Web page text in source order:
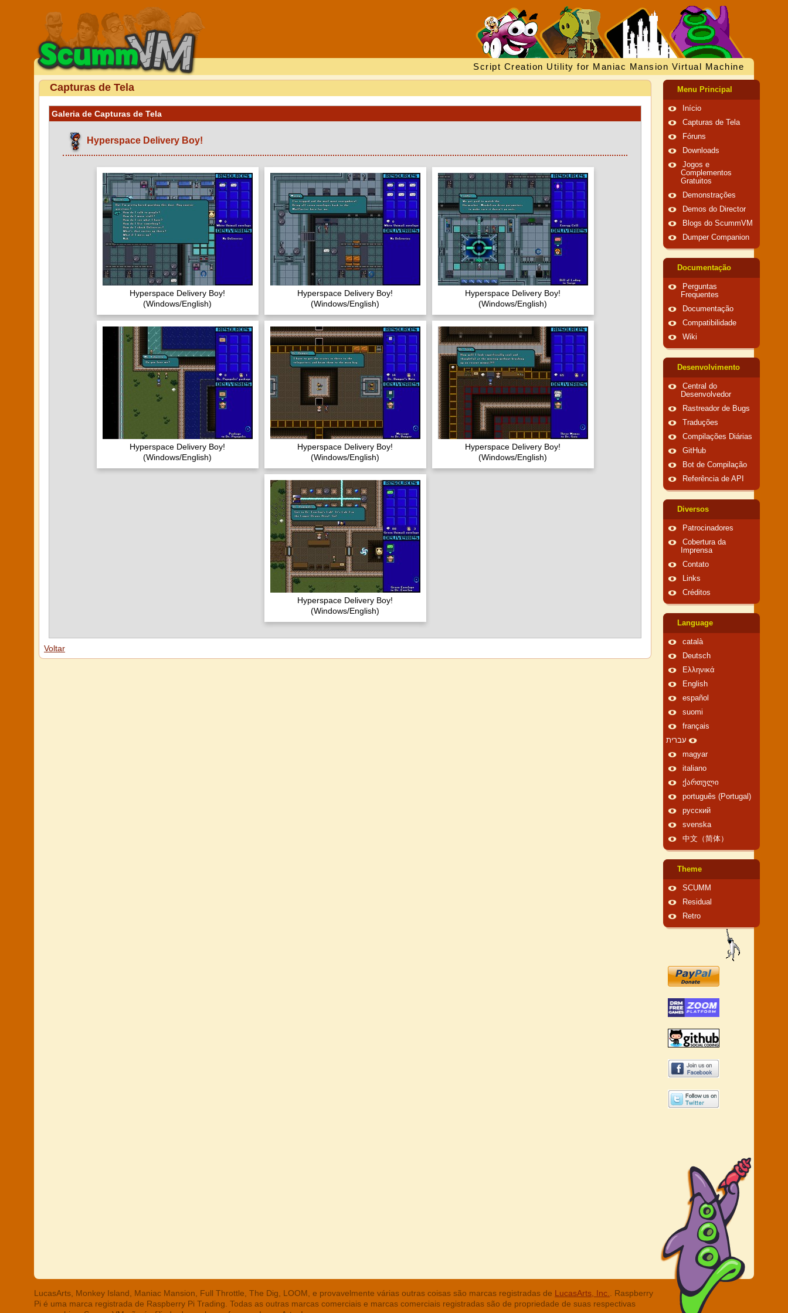
Script Creation Utility for Maniac Mansion Virtual Machine
Capturas de Tela
Galeria de Capturas de Tela
Hyperspace Delivery Boy!
Hyperspace Delivery Boy!
(Windows/English)
Hyperspace Delivery Boy!
(Windows/English)
Hyperspace Delivery Boy!
(Windows/English)
Hyperspace Delivery Boy!
(Windows/English)
Hyperspace Delivery Boy!
(Windows/English)
Hyperspace Delivery Boy!
(Windows/English)
Hyperspace Delivery Boy!
(Windows/English)
Voltar
Menu Principal
Início
Capturas de Tela
Fóruns
Downloads
Jogos e
Complementos
Gratuitos
Demonstrações
Demos do Director
Blogs do ScummVM
Dumper Companion
Documentação
Perguntas
Frequentes
Documentação
Compatibilidade
Wiki
Desenvolvimento
Central do
Desenvolvedor
Rastreador de Bugs
Traduções
Compilações Diárias
GitHub
Bot de Compilação
Referência de API
Diversos
Patrocinadores
Cobertura da
Imprensa
Contato
Links
Créditos
Language
català
Deutsch
Ελληνικά
English
español
suomi
français
עברית
magyar
italiano
ქართული
português (Portugal)
русский
svenska
中文（简体）
Theme
SCUMM
Residual
Retro
LucasArts, Monkey Island, Maniac Mansion, Full Throttle, The Dig, LOOM, e provavelmente várias outras coisas são marcas registradas de LucasArts, Inc.
. Raspberry
Pi é uma marca registrada de Raspberry Pi Trading. Todas as outras marcas comerciais e marcas comerciais registradas são de propriedade de suas respectivas